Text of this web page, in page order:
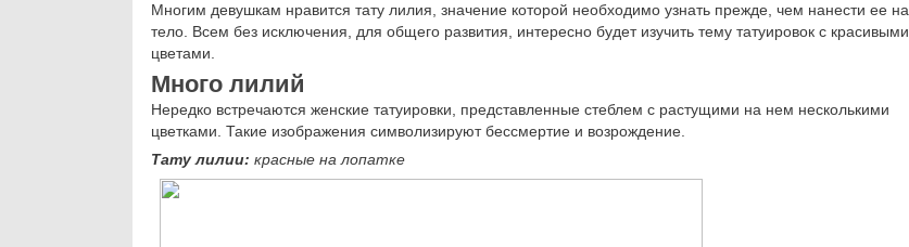
Многим девушкам нравится тату лилия, значение которой необходимо узнать прежде, чем нанести ее на
тело. Всем без исключения, для общего развития, интересно будет изучить тему татуировок с красивыми
цветами.
Много лилий
Нередко встречаются женские татуировки, представленные стеблем с растущими на нем несколькими
цветками. Такие изображения символизируют бессмертие и возрождение.
Тату лилии: красные на лопатке